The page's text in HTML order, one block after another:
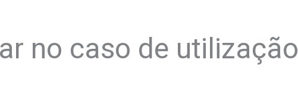
no caso de utilização